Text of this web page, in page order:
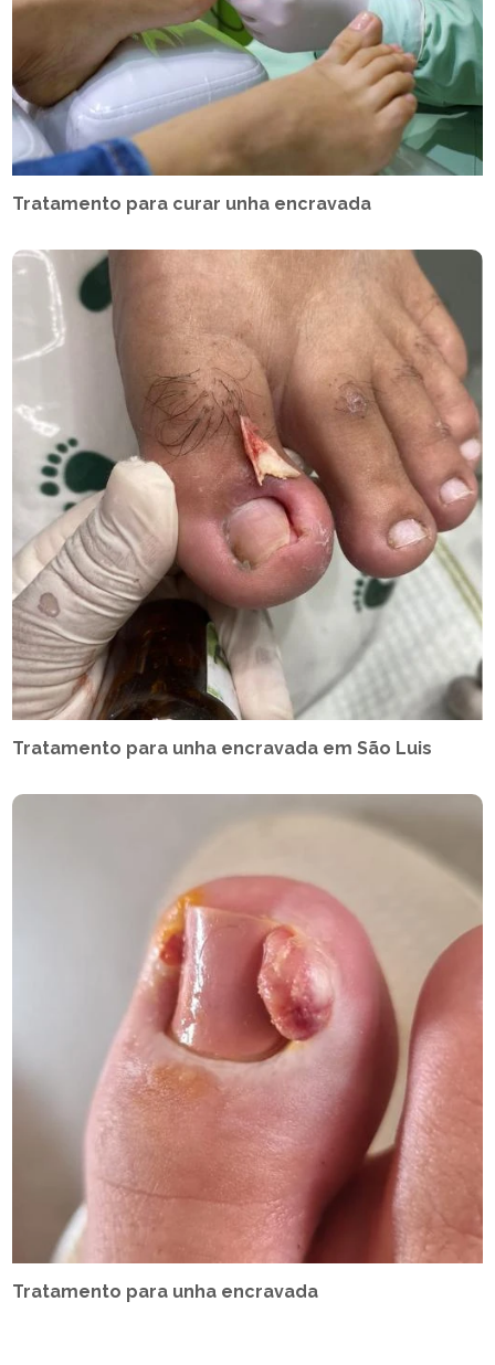
Tratamento para curar unha encravada
Tratamento para unha encravada em São Luis
Tratamento para unha encravada